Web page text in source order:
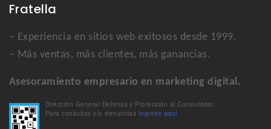
Fratella
– Experiencia en sitios web exitosos desde 1999.
– Más ventas, más clientes, más ganancias.
Asesoramiento empresario en marketing digital.
Dirección General Defensa y Protección al Consumidor.
Para consultas y/o denuncias Ingrese aquí